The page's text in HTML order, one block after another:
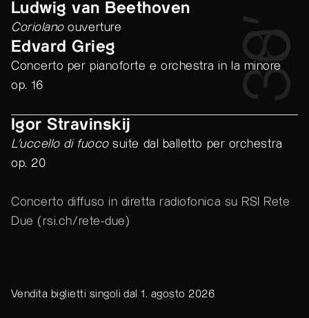
Ludwig van Beethoven
Coriolanoouverture 8’
Edvard Grieg
Concerto per pianoforte e orchestra in la minore
op. 16
30’
Igor Stravinskij
L’uccello di fuocosuite dal balletto per orchestra
op. 20
Concerto diffuso in diretta radiofonica su RSI Rete
Due ( rsi.ch/rete-due)
Vendita biglietti singoli dal 1. agosto 2026